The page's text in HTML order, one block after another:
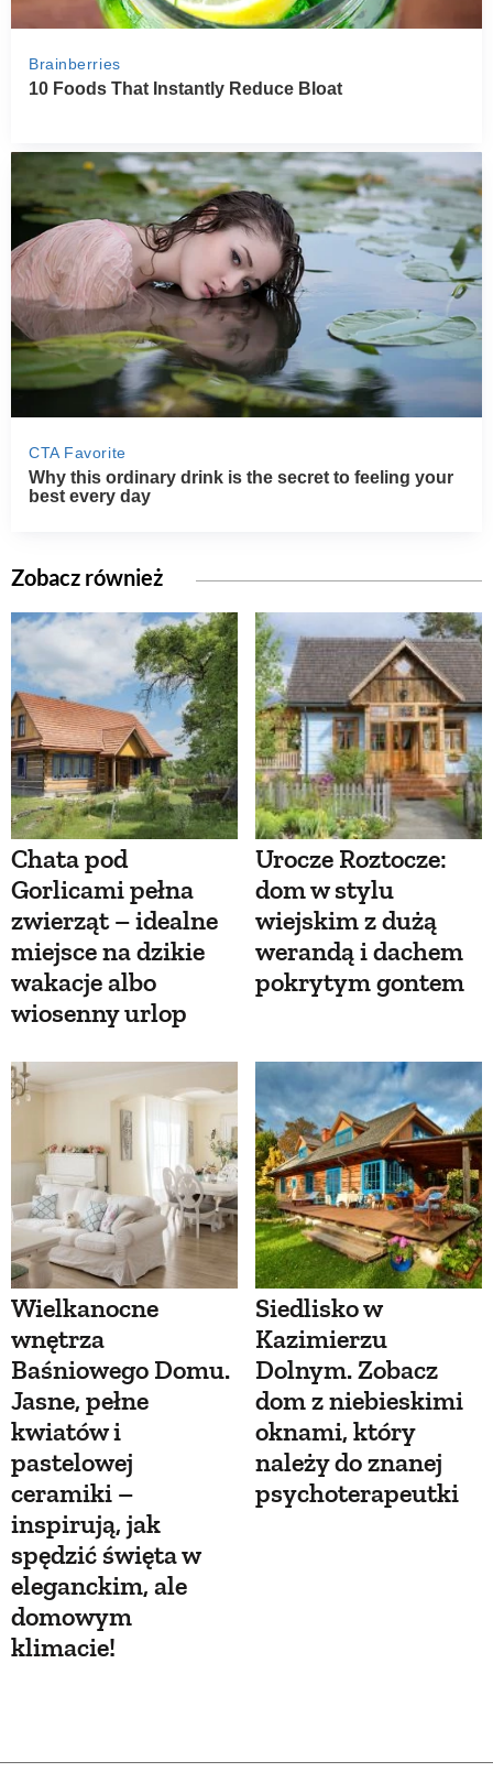
Zobacz również
Chata pod
Gorlicami pełna
zwierząt – idealne
miejsce na dzikie
wakacje albo
wiosenny urlop
Urocze Roztocze:
dom w stylu
wiejskim z dużą
werandą i dachem
pokrytym gontem
Wielkanocne
wnętrza
Baśniowego Domu.
Jasne, pełne
kwiatów i
pastelowej
ceramiki –
inspirują, jak
spędzić święta w
eleganckim, ale
domowym
klimacie!
Siedlisko w
Kazimierzu
Dolnym. Zobacz
dom z niebieskimi
oknami, który
należy do znanej
psychoterapeutki